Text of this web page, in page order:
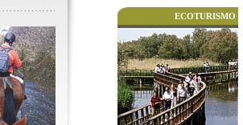
ECOTURISMO